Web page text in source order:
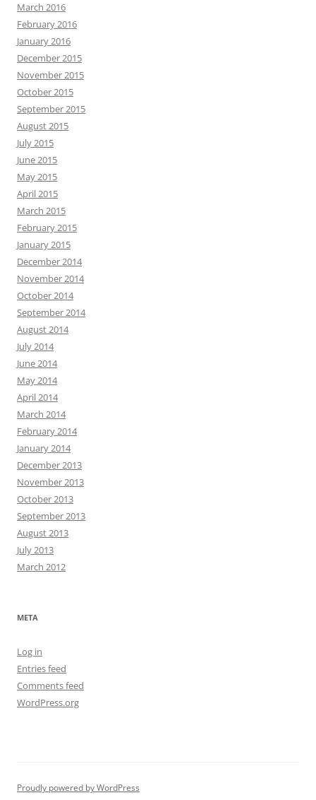
March 2016
February 2016
January 2016
December 2015
November 2015
October 2015
September 2015
August 2015
July 2015
June 2015
May 2015
April 2015
March 2015
February 2015
January 2015
December 2014
November 2014
October 2014
September 2014
August 2014
July 2014
June 2014
May 2014
April 2014
March 2014
February 2014
January 2014
December 2013
November 2013
October 2013
September 2013
August 2013
July 2013
March 2012
META
Log in
Entries feed
Comments feed
WordPress.org
Proudly powered by WordPress